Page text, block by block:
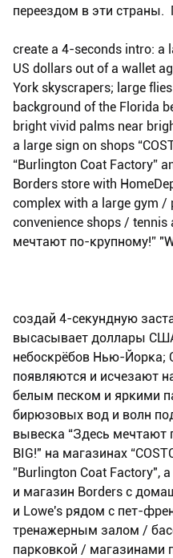
переездом в эти
create a 4-seconds intro: a
US dollars out of a wallet
York skyscrapers; large
background of the Florida
bright vivid palms near
a large sign on shops
“Burlington Coat Factory”
Borders store with
complex with a large gym
convenience shops /
мечтают по-крупному!”
создай 4-секундную
высасывает доллары
небоскрёбов Нью-
появляются и исчезают
белым песком и яркими
бирюзовых вод и волн
вывеска “Здесь мечтают
BIG!" на магазинах
”Burlington Coat Factory",
и магазин Borders с
и Lowe's рядом с пет-
тренажерным залом /
парковкой / магазинами